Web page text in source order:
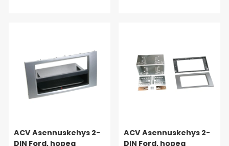
ACV Asennuskehys 2-
DIN Ford, hopea
ACV Asennuskehys 2-
DIN Ford, hopea